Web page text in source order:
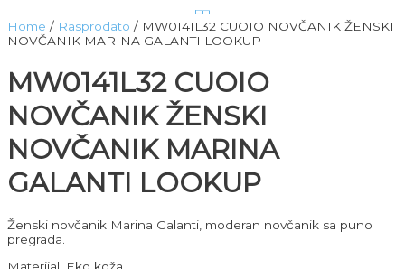
Home / Rasprodato / MW0141L32 CUOIO NOVČANIK ŽENSKI
NOVČANIK MARINA GALANTI LOOKUP
MW0141L32 CUOIO
NOVČANIK ŽENSKI
NOVČANIK MARINA
GALANTI LOOKUP
Ženski novčanik Marina Galanti, moderan novčanik sa puno
pregrada.
Materijal: Eko koža